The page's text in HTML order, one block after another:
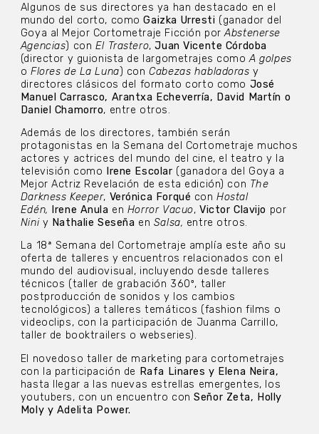
Algunos de sus directores ya han destacado en el
mundo del corto, comoGaizka Urresti (ganador del
Goya al Mejor Cortometraje Ficción porAbstenerse
Agencias) con El Trastero,Juan Vicente Córdoba
(director y guionista de largometrajes comoA golpes
o Flores de La Luna) con Cabezas habladoras y
directores clásicos del formato corto como José
Manuel Carrasco, Arantxa Echeverría, David Martín o
Daniel Chamorro, entre otros.
Además de los directores, también serán
protagonistas en la Semana del Cortometraje muchos
actores y actrices del mundo del cine, el teatro y la
televisión como
Irene Escolar (ganadora del Goya a
Mejor Actriz Revelación de esta edición) con The
Darkness Keeper, Verónica Forqué conHostal
Edén,
Irene Anula en Horror Vacuo, Victor Clavijo por
Niniy Nathalie Seseña en Salsa, entre otros.
La 18ª Semana del Cortometraje amplía este año su
oferta de talleres y encuentros relacionados con el
mundo del audiovisual, incluyendo desde talleres
técnicos (taller de grabación 360º, taller
postproducción de sonidos y los cambios
tecnológicos) a talleres temáticos (fashion films o
videoclips, con la participación de Juanma Carrillo,
taller de booktrailers o webseries).
El novedoso taller de marketing para cortometrajes
con la participación de Rafa Linares y Elena Neira,
hasta llegar a las nuevas estrellas emergentes, los
youtubers, con un encuentro con Señor Zeta, Holly
Moly y Adelita Power.